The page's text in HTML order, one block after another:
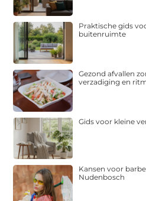
Praktische gids
buitenruimte
Gezond afvallen
verzadiging en
Gids voor kleine
Kansen voor
Nudenbosch